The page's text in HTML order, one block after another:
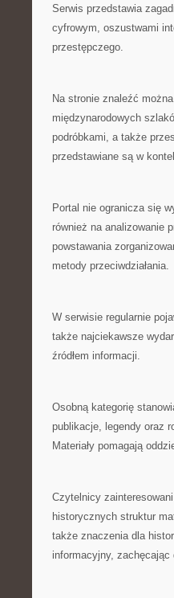
Serwis przedstawia
cyfrowym, oszustwami
przestępczego.
Na stronie znaleźć
międzynarodowych
podróbkami, a także
przedstawiane są w
Portal nie ogranicza się
również na analizowanie
powstawania
metody przeciwdziałania.
W serwisie regularnie
także najciekawsze
źródłem informacji.
Osobną kategorię
publikacje, legendy oraz
Materiały pomagają
Czytelnicy
historycznych struktur
także znaczenia dla
informacyjny, zachęcając